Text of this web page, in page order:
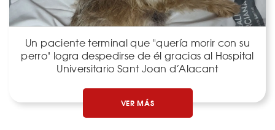
Un paciente terminal que "quería morir con su
perro" logra despedirse de él gracias al Hospital
Universitario Sant Joan d’Alacant
VER MÁS